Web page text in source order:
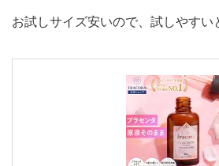
お試しサイズ安いので、試しやすい